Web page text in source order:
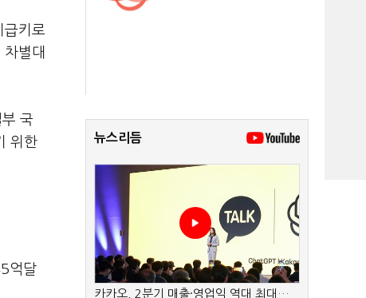
키로
별대
국
위한
억달
뉴스리듬
카카오, 2분기 매출·영업익 역대 최대…